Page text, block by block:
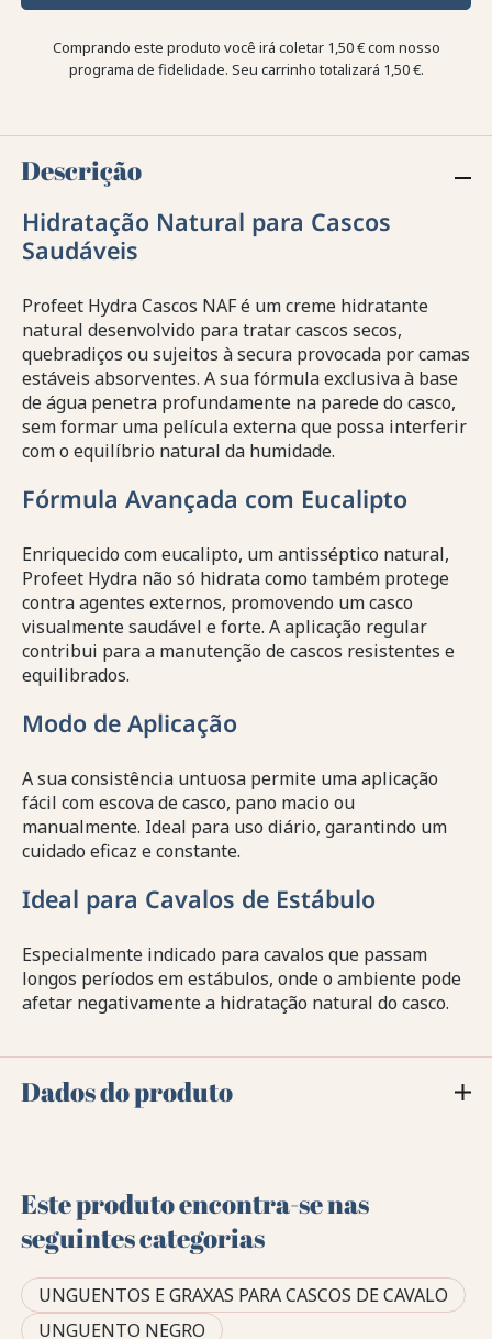
Comprando este produto você irá coletar 1,50 €com nosso
programa de fidelidade. Seu carrinho totalizará 1,50 €.
Descrição
Hidratação Natural para Cascos
Saudáveis
Profeet Hydra Cascos NAF é um creme hidratante
natural desenvolvido para tratar cascos secos,
quebradiços ou sujeitos à secura provocada por camas
estáveis absorventes. A sua fórmula exclusiva à base
de água penetra profundamente na parede do casco,
sem formar uma película externa que possa interferir
com o equilíbrio natural da humidade.
Fórmula Avançada com Eucalipto
Enriquecido com eucalipto, um antisséptico natural,
Profeet Hydra não só hidrata como também protege
contra agentes externos, promovendo um casco
visualmente saudável e forte. A aplicação regular
contribui para a manutenção de cascos resistentes e
equilibrados.
Modo de Aplicação
A sua consistência untuosa permite uma aplicação
fácil com escova de casco, pano macio ou
manualmente. Ideal para uso diário, garantindo um
cuidado eficaz e constante.
Ideal para Cavalos de Estábulo
Especialmente indicado para cavalos que passam
longos períodos em estábulos, onde o ambiente pode
afetar negativamente a hidratação natural do casco.
Dados do produto
Este produto encontra-se nas
seguintes categorias
UNGUENTOS E GRAXAS PARA CASCOS DE CAVALO
UNGUENTO NEGRO